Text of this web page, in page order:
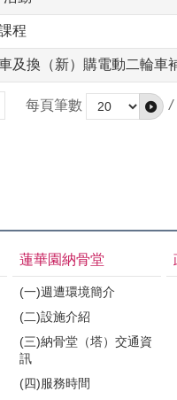
程
及換（新）購電動二輪車
每頁筆數 /
蓮華園納骨堂
(一)週遭環境簡介
(二)設施介紹
(三)納骨堂（塔）交通資
訊
(四)服務時間